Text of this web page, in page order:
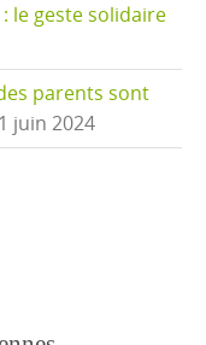
le geste solidaire
parents sont
juin 2024